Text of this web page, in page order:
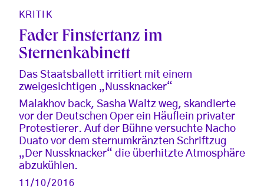
KRITIK
Fader Finstertanz im
Sternenkabinett
Das Staatsballett irritiert mit einem
zweigesichtigen „Nussknacker“
Malakhov back, Sasha Waltz weg, skandierte
vor der Deutschen Oper ein Häuflein privater
Protestierer. Auf der Bühne versuchte Nacho
Duato vor dem sternumkränzten Schriftzug
„Der Nussknacker“ die überhitzte Atmosphäre
abzukühlen.
11/10/2016